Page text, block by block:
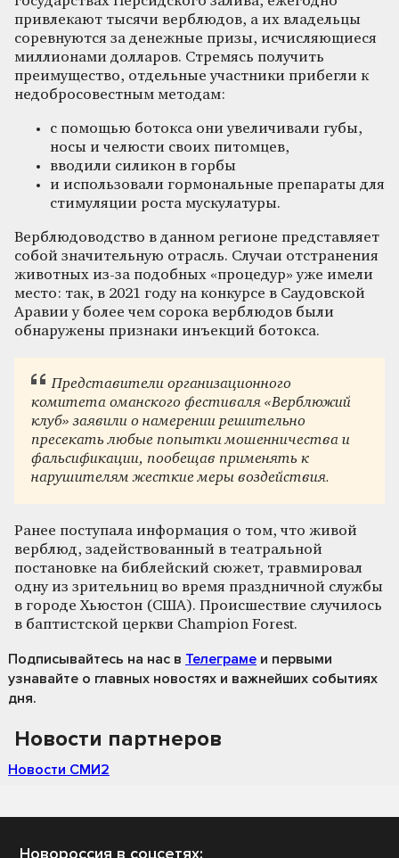
привлекают тысячи верблюдов, а их владельцы
соревнуются за денежные призы, исчисляющиеся
миллионами долларов. Стремясь получить
преимущество, отдельные участники прибегли к
недобросовестным методам:
с помощью ботокса они увеличивали губы,
носы и челюсти своих питомцев,
вводили силикон в горбы
и использовали гормональные препараты для
стимуляции роста мускулатуры.
Верблюдоводство в данном регионе представляет
собой значительную отрасль. Случаи отстранения
животных из-за подобных «процедур» уже имели
место: так, в 2021 году на конкурсе в Саудовской
Аравии у более чем сорока верблюдов были
обнаружены признаки инъекций ботокса.
Представители организационного
комитета оманского фестиваля «Верблюжий
клуб» заявили о намерении решительно
пресекать любые попытки мошенничества и
фальсификации, пообещав применять к
нарушителям жесткие меры воздействия.
Ранее поступала информация о том, что живой
верблюд, задействованный в театральной
постановке на библейский сюжет, травмировал
одну из зрительниц во время праздничной службы
в городе Хьюстон (США). Происшествие случилось
в баптистской церкви Champion Forest.
Подписывайтесь на нас в Телеграме и первыми
узнавайте о главных новостях и важнейших событиях
дня.
Новости партнеров
Новости СМИ2
Новороссия в соцсетях: